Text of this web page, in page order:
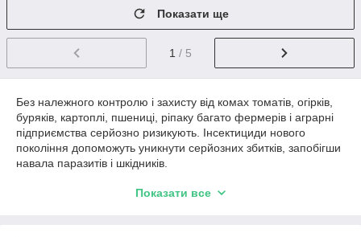
Показати ще
1 / 5
Без належного контролю і захисту від комах томатів, огірків,
буряків, картоплі, пшениці, ріпаку багато фермерів і аграрні
підприємства серйозно ризикують. Інсектициди нового
покоління допоможуть уникнути серйозних збитків, запобігши
навала паразитів і шкідників.
універсального дії, які впливають на декілька видів комах.
Показати все